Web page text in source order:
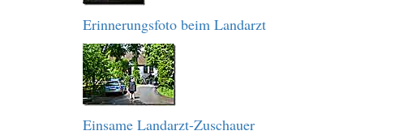
Erinnerungsfoto beim Landarzt
Einsame Landarzt-Zuschauer